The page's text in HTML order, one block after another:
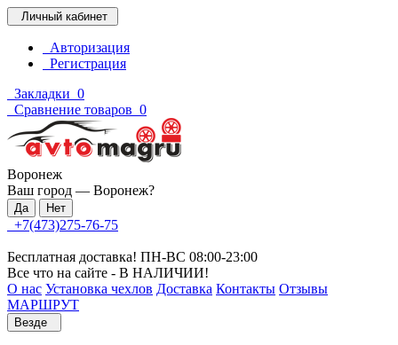
Личный кабинет
Авторизация
Регистрация
Закладки 0
Сравнение товаров 0
Воронеж
Ваш город — Воронеж?
+7(473)275-76-75
Бесплатная доставка! ПН-ВС 08:00-23:00
Все что на сайте - В НАЛИЧИИ!
О нас Установка чехлов Доставка Контакты Отзывы
МАРШРУТ
Везде